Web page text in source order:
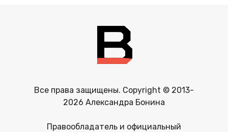
Все права защищены. Copyright © 2013-
2026 Александра Бонина
Правообладатель и официальный